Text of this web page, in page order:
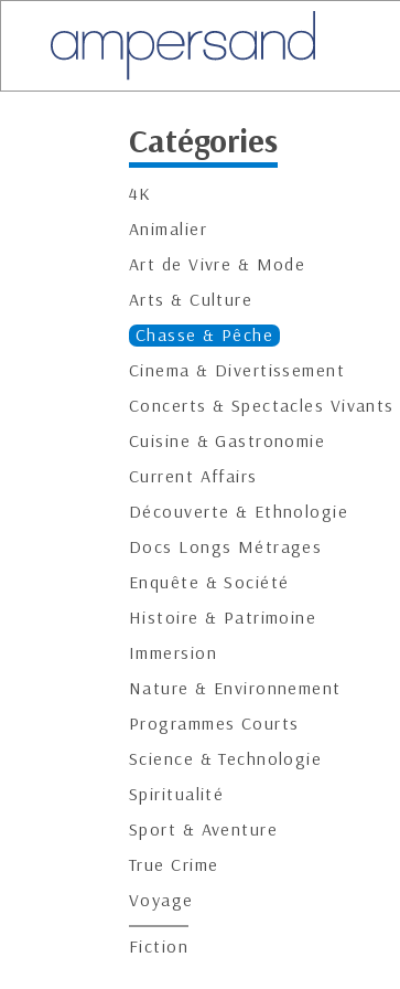
Catégories
4K
Animalier
Art de Vivre & Mode
Arts & Culture
Chasse & Pêche
Cinema & Divertissement
Concerts & Spectacles Vivants
Cuisine & Gastronomie
Current Affairs
Découverte & Ethnologie
Docs Longs Métrages
Enquête & Société
Histoire & Patrimoine
Immersion
Nature & Environnement
Programmes Courts
Science & Technologie
Spiritualité
Sport & Aventure
True Crime
Voyage
Fiction